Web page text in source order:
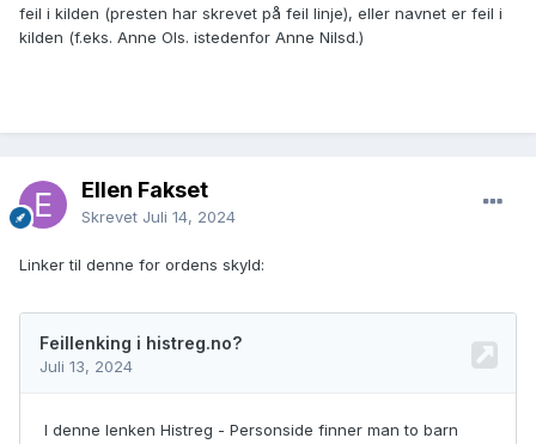
feil i kilden (presten har skrevet på feil linje), eller navnet er feil i
kilden (f.eks. Anne Ols. istedenfor Anne Nilsd.)
Ellen Fakset
Skrevet Juli 14, 2024
Linker til denne for ordens skyld: